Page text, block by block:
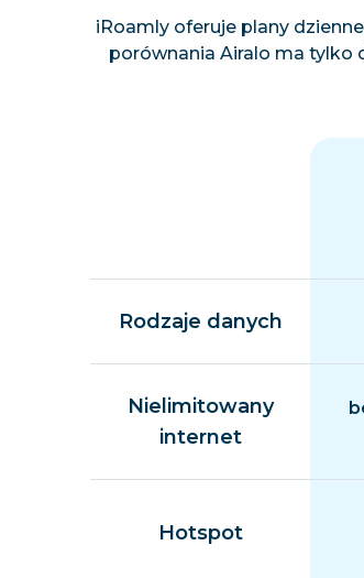
iRoamly oferuje plany
porównania Airalo ma tylko
Rodzaje danych
Nielimitowany
internet
Hotspot